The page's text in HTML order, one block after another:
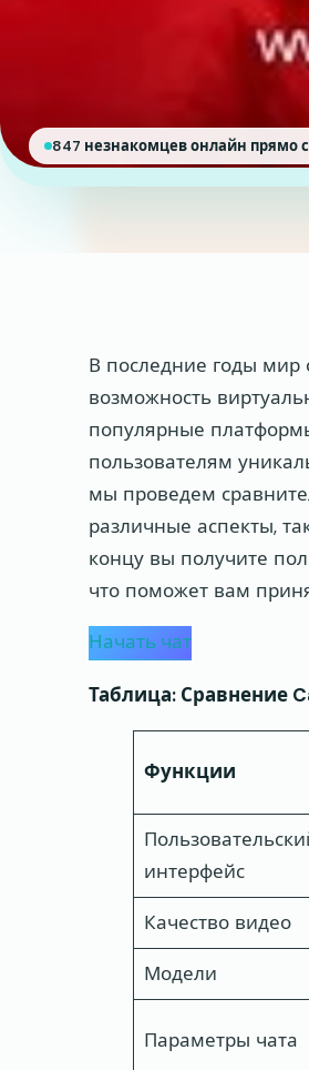
847 незнакомцев онлайн прямо
В последние годы
возможность
популярные
пользователям
мы проведем
различные аспекты,
концу вы получите
что поможет вам
Начать чат
Таблица: Сравнение
Функции
интерфейс
Качество видео
Модели
Параметры чата